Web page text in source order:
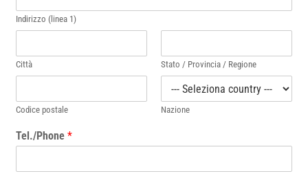
Indirizzo (linea 1)
Città Stato / Provincia / Regione
Codice postale Nazione
Tel./Phone*